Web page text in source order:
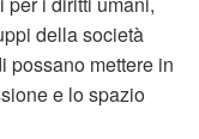
della società
possano mettere in
e lo spazio